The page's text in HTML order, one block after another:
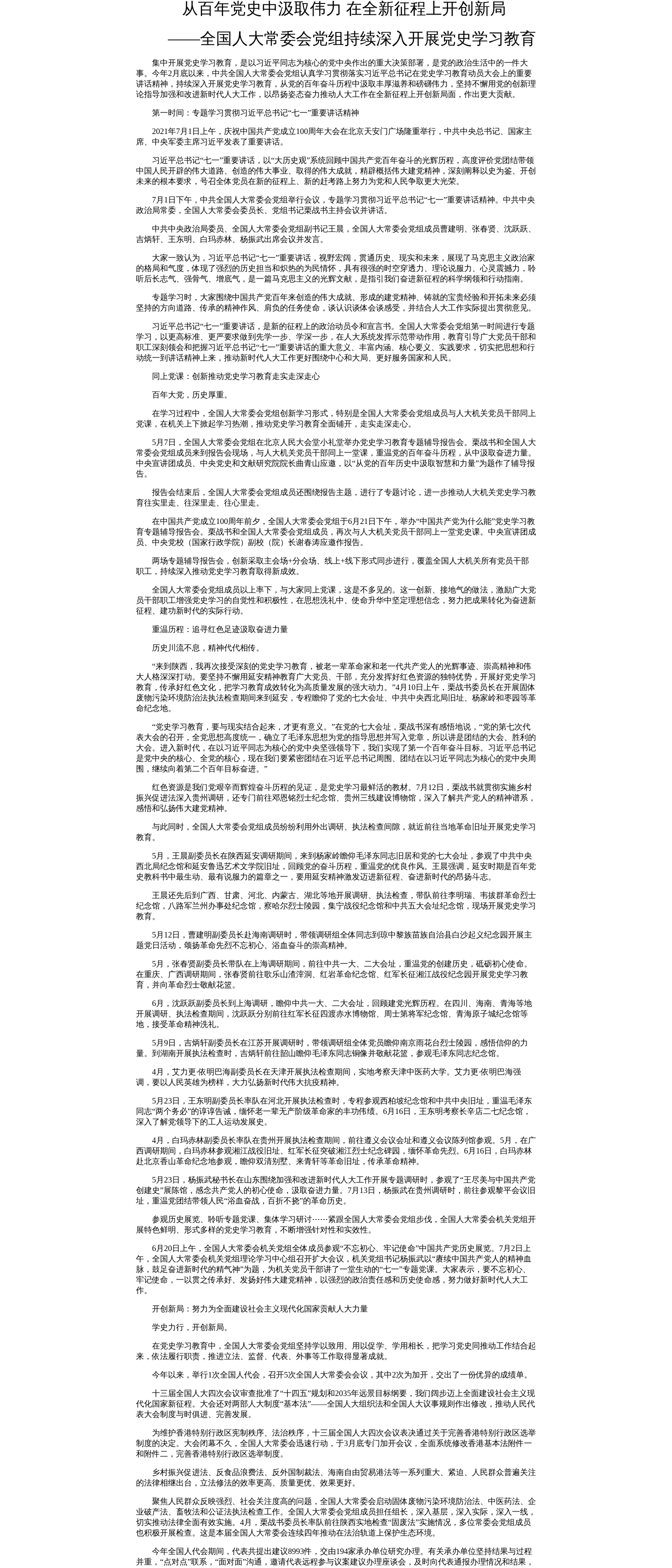
从百年党史中汲取伟力 在全新征程上开创新局
——全国人大常委会党组持续深入开展党史学习教育
集中开展党史学习教育，是以习近平同志为核心的党中央作出的重大决策部署，是党的政治生活中的一件大
事。今年2月底以来，中共全国人大常委会党组认真学习贯彻落实习近平总书记在党史学习教育动员大会上的重要
讲话精神，持续深入开展党史学习教育，从党的百年奋斗历程中汲取丰厚滋养和磅礴伟力，坚持不懈用党的创新理
论指导加强和改进新时代人大工作，以昂扬姿态奋力推动人大工作在全新征程上开创新局面，作出更大贡献。
第一时间：专题学习贯彻习近平总书记“七一”重要讲话精神
2021年7月1日上午，庆祝中国共产党成立100周年大会在北京天安门广场隆重举行，中共中央总书记、国家主
席、中央军委主席习近平发表了重要讲话。
习近平总书记“七一”重要讲话，以“大历史观”系统回顾中国共产党百年奋斗的光辉历程，高度评价党团结带领
中国人民开辟的伟大道路、创造的伟大事业、取得的伟大成就，精辟概括伟大建党精神，深刻阐释以史为鉴、开创
未来的根本要求，号召全体党员在新的征程上、新的赶考路上努力为党和人民争取更大光荣。
7月1日下午，中共全国人大常委会党组举行会议，专题学习贯彻习近平总书记“七一”重要讲话精神。中共中央
政治局常委，全国人大常委会委员长、党组书记栗战书主持会议并讲话。
中共中央政治局委员、全国人大常委会党组副书记王晨，全国人大常委会党组成员曹建明、张春贤、沈跃跃、
吉炳轩、王东明、白玛赤林、杨振武出席会议并发言。
大家一致认为，习近平总书记“七一”重要讲话，视野宏阔，贯通历史、现实和未来，展现了马克思主义政治家
的格局和气度，体现了强烈的历史担当和炽热的为民情怀，具有很强的时空穿透力、理论说服力、心灵震撼力，聆
听后长志气、强骨气、增底气，是一篇马克思主义的光辉文献，是指引我们奋进新征程的科学纲领和行动指南。
专题学习时，大家围绕中国共产党百年来创造的伟大成就、形成的建党精神、铸就的宝贵经验和开拓未来必须
坚持的方向道路、传承的精神作风、肩负的任务使命，谈认识谈体会谈感受，并结合人大工作实际提出贯彻意见。
习近平总书记“七一”重要讲话，是新的征程上的政治动员令和宣言书。全国人大常委会党组第一时间进行专题
学习，以更高标准、更严要求做到先学一步、学深一步，在人大系统发挥示范带动作用，教育引导广大党员干部和
职工深刻领会和把握习近平总书记“七一”重要讲话的重大意义、丰富内涵、核心要义、实践要求，切实把思想和行
动统一到讲话精神上来，推动新时代人大工作更好围绕中心和大局、更好服务国家和人民。
同上党课：创新推动党史学习教育走实走深走心
百年大党，历史厚重。
在学习过程中，全国人大常委会党组创新学习形式，特别是全国人大常委会党组成员与人大机关党员干部同上
党课，在机关上下掀起学习热潮，推动党史学习教育全面铺开，走实走深走心。
5月7日，全国人大常委会党组在北京人民大会堂小礼堂举办党史学习教育专题辅导报告会。栗战书和全国人大
常委会党组成员来到报告会现场，与人大机关党员干部同上一堂课，重温党的百年奋斗历程，从中汲取奋进力量。
中央宣讲团成员、中央党史和文献研究院院长曲青山应邀，以“从党的百年历史中汲取智慧和力量”为题作了辅导报
告。
报告会结束后，全国人大常委会党组成员还围绕报告主题，进行了专题讨论，进一步推动人大机关党史学习教
育往实里走、往深里走、往心里走。
在中国共产党成立100周年前夕，全国人大常委会党组于6月21日下午，举办“中国共产党为什么能”党史学习教
育专题辅导报告会。栗战书和全国人大常委会党组成员，再次与人大机关党员干部同上一堂党史课。中央宣讲团成
员、中央党校（国家行政学院）副校（院）长谢春涛应邀作报告。
两场专题辅导报告会，创新采取主会场+分会场、线上+线下形式同步进行，覆盖全国人大机关所有党员干部
职工，持续深入推动党史学习教育取得新成效。
全国人大常委会党组成员以上率下，与大家同上党课，这是不多见的。这一创新、接地气的做法，激励广大党
员干部职工增强党史学习的自觉性和积极性，在思想洗礼中、使命升华中坚定理想信念，努力把成果转化为奋进新
征程、建功新时代的实际行动。
重温历程：追寻红色足迹汲取奋进力量
历史川流不息，精神代代相传。
“来到陕西，我再次接受深刻的党史学习教育，被老一辈革命家和老一代共产党人的光辉事迹、崇高精神和伟
大人格深深打动。要坚持不懈用延安精神教育广大党员、干部，充分发挥好红色资源的独特优势，开展好党史学习
教育，传承好红色文化，把学习教育成效转化为高质量发展的强大动力。”4月10日上午，栗战书委员长在开展固体
废物污染环境防治法执法检查期间来到延安，专程瞻仰了党的七大会址、中共中央西北局旧址、杨家岭和枣园等革
命纪念地。
“党史学习教育，要与现实结合起来，才更有意义。”在党的七大会址，栗战书深有感悟地说，“党的第七次代
表大会的召开，全党思想高度统一，确立了毛泽东思想为党的指导思想并写入党章，所以讲是团结的大会、胜利的
大会。进入新时代，在以习近平同志为核心的党中央坚强领导下，我们实现了第一个百年奋斗目标。习近平总书记
是党中央的核心、全党的核心，现在我们要紧密团结在习近平总书记周围、团结在以习近平同志为核心的党中央周
围，继续向着第二个百年目标奋进。”
红色资源是我们党艰辛而辉煌奋斗历程的见证，是党史学习最鲜活的教材。7月12日，栗战书就贯彻实施乡村
振兴促进法深入贵州调研，还专门前往邓恩铭烈士纪念馆、贵州三线建设博物馆，深入了解共产党人的精神谱系，
感悟和弘扬伟大建党精神。
与此同时，全国人大常委会党组成员纷纷利用外出调研、执法检查间隙，就近前往当地革命旧址开展党史学习
教育。
5月，王晨副委员长在陕西延安调研期间，来到杨家岭瞻仰毛泽东同志旧居和党的七大会址，参观了中共中央
西北局纪念馆和延安鲁迅艺术文学院旧址，回顾党的奋斗历程，重温党的优良作风。王晨强调，延安时期是百年党
史教科书中最生动、最有说服力的篇章之一，要用延安精神激发迈进新征程、奋进新时代的昂扬斗志。
王晨还先后到广西、甘肃、河北、内蒙古、湖北等地开展调研、执法检查，带队前往李明瑞、韦拔群革命烈士
纪念馆，八路军兰州办事处纪念馆，察哈尔烈士陵园，集宁战役纪念馆和中共五大会址纪念馆，现场开展党史学习
教育。
5月12日，曹建明副委员长赴海南调研时，带领调研组全体同志到琼中黎族苗族自治县白沙起义纪念园开展主
题党日活动，颂扬革命先烈不忘初心、浴血奋斗的崇高精神。
5月，张春贤副委员长带队在上海调研期间，前往中共一大、二大会址，重温党的创建历史，砥砺初心使命。
在重庆、广西调研期间，张春贤前往歌乐山渣滓洞、红岩革命纪念馆、红军长征湘江战役纪念园开展党史学习教
育，并向革命烈士敬献花篮。
6月，沈跃跃副委员长到上海调研，瞻仰中共一大、二大会址，回顾建党光辉历程。在四川、海南、青海等地
开展调研、执法检查期间，沈跃跃分别前往红军长征四渡赤水博物馆、周士第将军纪念馆、青海原子城纪念馆等
地，接受革命精神洗礼。
5月9日，吉炳轩副委员长在江苏开展调研时，带领调研组全体党员瞻仰南京雨花台烈士陵园，感悟信仰的力
量。到湖南开展执法检查时，吉炳轩前往韶山瞻仰毛泽东同志铜像并敬献花篮，参观毛泽东同志纪念馆。
4月，艾力更·依明巴海副委员长在天津开展执法检查期间，实地考察天津中医药大学。艾力更·依明巴海强
调，要以人民英雄为榜样，大力弘扬新时代伟大抗疫精神。
5月23日，王东明副委员长率队在河北开展执法检查时，专程参观西柏坡纪念馆和中共中央旧址，重温毛泽东
同志“两个务必”的谆谆告诫，缅怀老一辈无产阶级革命家的丰功伟绩。6月16日，王东明考察长辛店二七纪念馆，
深入了解党领导下的工人运动发展史。
4月，白玛赤林副委员长率队在贵州开展执法检查期间，前往遵义会议会址和遵义会议陈列馆参观。5月，在广
西调研期间，白玛赤林参观湘江战役旧址、红军长征突破湘江烈士纪念碑园，缅怀革命先烈。6月16日，白玛赤林
赴北京香山革命纪念地参观，瞻仰双清别墅、来青轩等革命旧址，传承革命精神。
5月23日，杨振武秘书长在山东围绕加强和改进新时代人大工作开展专题调研时，参观了“王尽美与中国共产党
创建史”展陈馆，感念共产党人的初心使命，汲取奋进力量。7月13日，杨振武在贵州调研时，前往参观黎平会议旧
址，重温党团结带领人民“浴血奋战，百折不挠”的革命历史。
参观历史展览、聆听专题党课、集体学习研讨⋯⋯紧跟全国人大常委会党组步伐，全国人大常委会机关党组开
展特色鲜明、形式多样的党史学习教育，不断增强针对性和实效性。
6月20日上午，全国人大常委会机关党组全体成员参观“不忘初心、牢记使命”中国共产党历史展览。7月2日上
午，全国人大常委会机关党组理论学习中心组召开扩大会议，机关党组书记杨振武以“赓续中国共产党人的精神血
脉，鼓足奋进新时代的精气神”为题，为机关党员干部讲了一堂生动的“七一”专题党课。大家表示，要不忘初心、
牢记使命，一以贯之传承好、发扬好伟大建党精神，以强烈的政治责任感和历史使命感，努力做好新时代人大工
作。
开创新局：努力为全面建设社会主义现代化国家贡献人大力量
学史力行，开创新局。
在党史学习教育中，全国人大常委会党组坚持学以致用、用以促学、学用相长，把学习党史同推动工作结合起
来，依法履行职责，推进立法、监督、代表、外事等工作取得显著成就。
今年以来，举行1次全国人代会，召开5次全国人大常委会会议，其中2次为加开，交出了一份优异的成绩单。
十三届全国人大四次会议审查批准了“十四五”规划和2035年远景目标纲要，我们阔步迈上全面建设社会主义现
代化国家新征程。大会还对两部人大制度“基本法”——全国人大组织法和全国人大议事规则作出修改，推动人民代
表大会制度与时俱进、完善发展。
为维护香港特别行政区宪制秩序、法治秩序，十三届全国人大四次会议表决通过关于完善香港特别行政区选举
制度的决定。大会闭幕不久，全国人大常委会迅速行动，于3月底专门加开会议，全面系统修改香港基本法附件一
和附件二，完善香港特别行政区选举制度。
乡村振兴促进法、反食品浪费法、反外国制裁法、海南自由贸易港法等一系列重大、紧迫、人民群众普遍关注
的法律相继出台，立法修法的效率更高、质量更优、效果更好。
聚焦人民群众反映强烈、社会关注度高的问题，全国人大常委会启动固体废物污染环境防治法、中医药法、企
业破产法、畜牧法和公证法执法检查工作。全国人大常委会党组成员担任组长，深入基层，深入实际，深入一线，
切实推动法律全面有效实施。4月，栗战书委员长率队前往陕西实地检查“固废法”实施情况，多位常委会党组成员
也积极开展检查。这是本届全国人大常委会连续四年推动在法治轨道上保护生态环境。
今年全国人代会期间，代表共提出建议8993件，交由194家承办单位研究办理。有关承办单位坚持结果与过程
并重，“点对点”联系，“面对面”沟通，邀请代表远程参与议案建议办理座谈会，及时向代表通报办理情况和结果，